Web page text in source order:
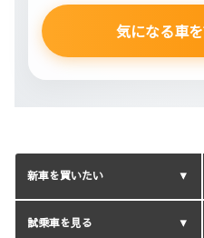
気になる車
新車を買いたい
試乗車を見る